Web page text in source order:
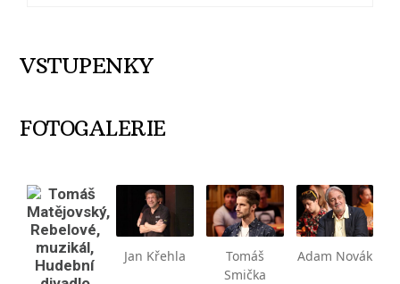
VSTUPENKY
FOTOGALERIE
Jan Křehla
Tomáš
Smička
Adam Novák